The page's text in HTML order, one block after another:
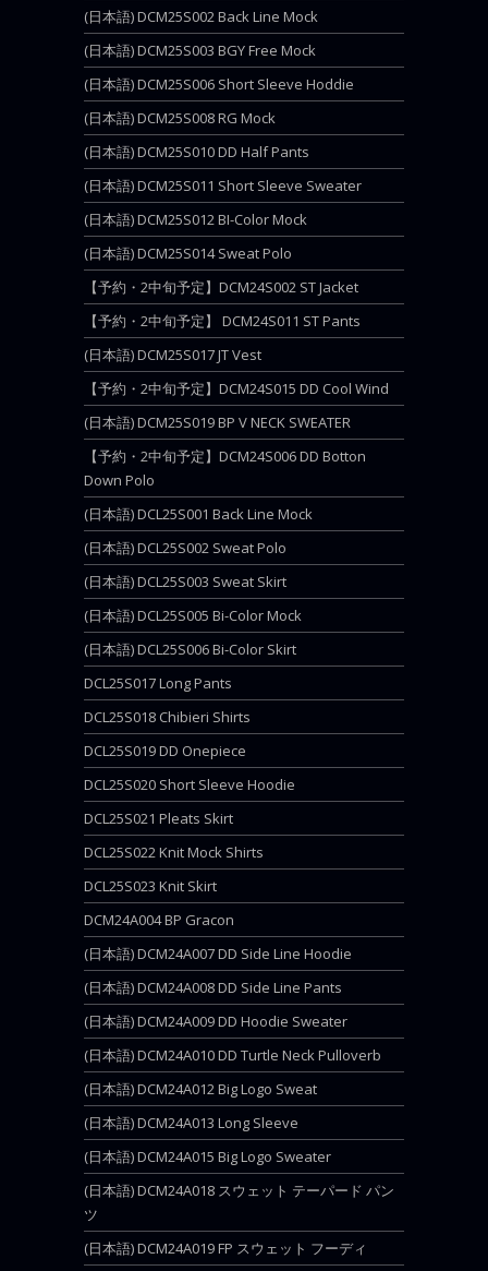
(日本語) DCM25S002 Back Line Mock
(日本語) DCM25S003 BGY Free Mock
(日本語) DCM25S006 Short Sleeve Hoddie
(日本語) DCM25S008 RG Mock
(日本語) DCM25S010 DD Half Pants
(日本語) DCM25S011 Short Sleeve Sweater
(日本語) DCM25S012 BI-Color Mock
(日本語) DCM25S014 Sweat Polo
【予約・2中旬予定】DCM24S002 ST Jacket
【予約・2中旬予定】 DCM24S011 ST Pants
(日本語) DCM25S017 JT Vest
【予約・2中旬予定】DCM24S015 DD Cool Wind
(日本語) DCM25S019 BP V NECK SWEATER
【予約・2中旬予定】DCM24S006 DD Botton
Down Polo
(日本語) DCL25S001 Back Line Mock
(日本語) DCL25S002 Sweat Polo
(日本語) DCL25S003 Sweat Skirt
(日本語) DCL25S005 Bi-Color Mock
(日本語) DCL25S006 Bi-Color Skirt
DCL25S017 Long Pants
DCL25S018 Chibieri Shirts
DCL25S019 DD Onepiece
DCL25S020 Short Sleeve Hoodie
DCL25S021 Pleats Skirt
DCL25S022 Knit Mock Shirts
DCL25S023 Knit Skirt
DCM24A004 BP Gracon
(日本語) DCM24A007 DD Side Line Hoodie
(日本語) DCM24A008 DD Side Line Pants
(日本語) DCM24A009 DD Hoodie Sweater
(日本語) DCM24A010 DD Turtle Neck Pulloverb
(日本語) DCM24A012 Big Logo Sweat
(日本語) DCM24A013 Long Sleeve
(日本語) DCM24A015 Big Logo Sweater
(日本語) DCM24A018 スウェット テーパード パン
ツ
(日本語) DCM24A019 FP スウェット フーディ